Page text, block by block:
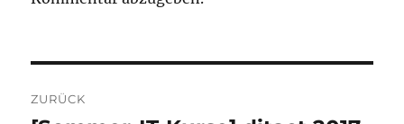
ZURÜCK